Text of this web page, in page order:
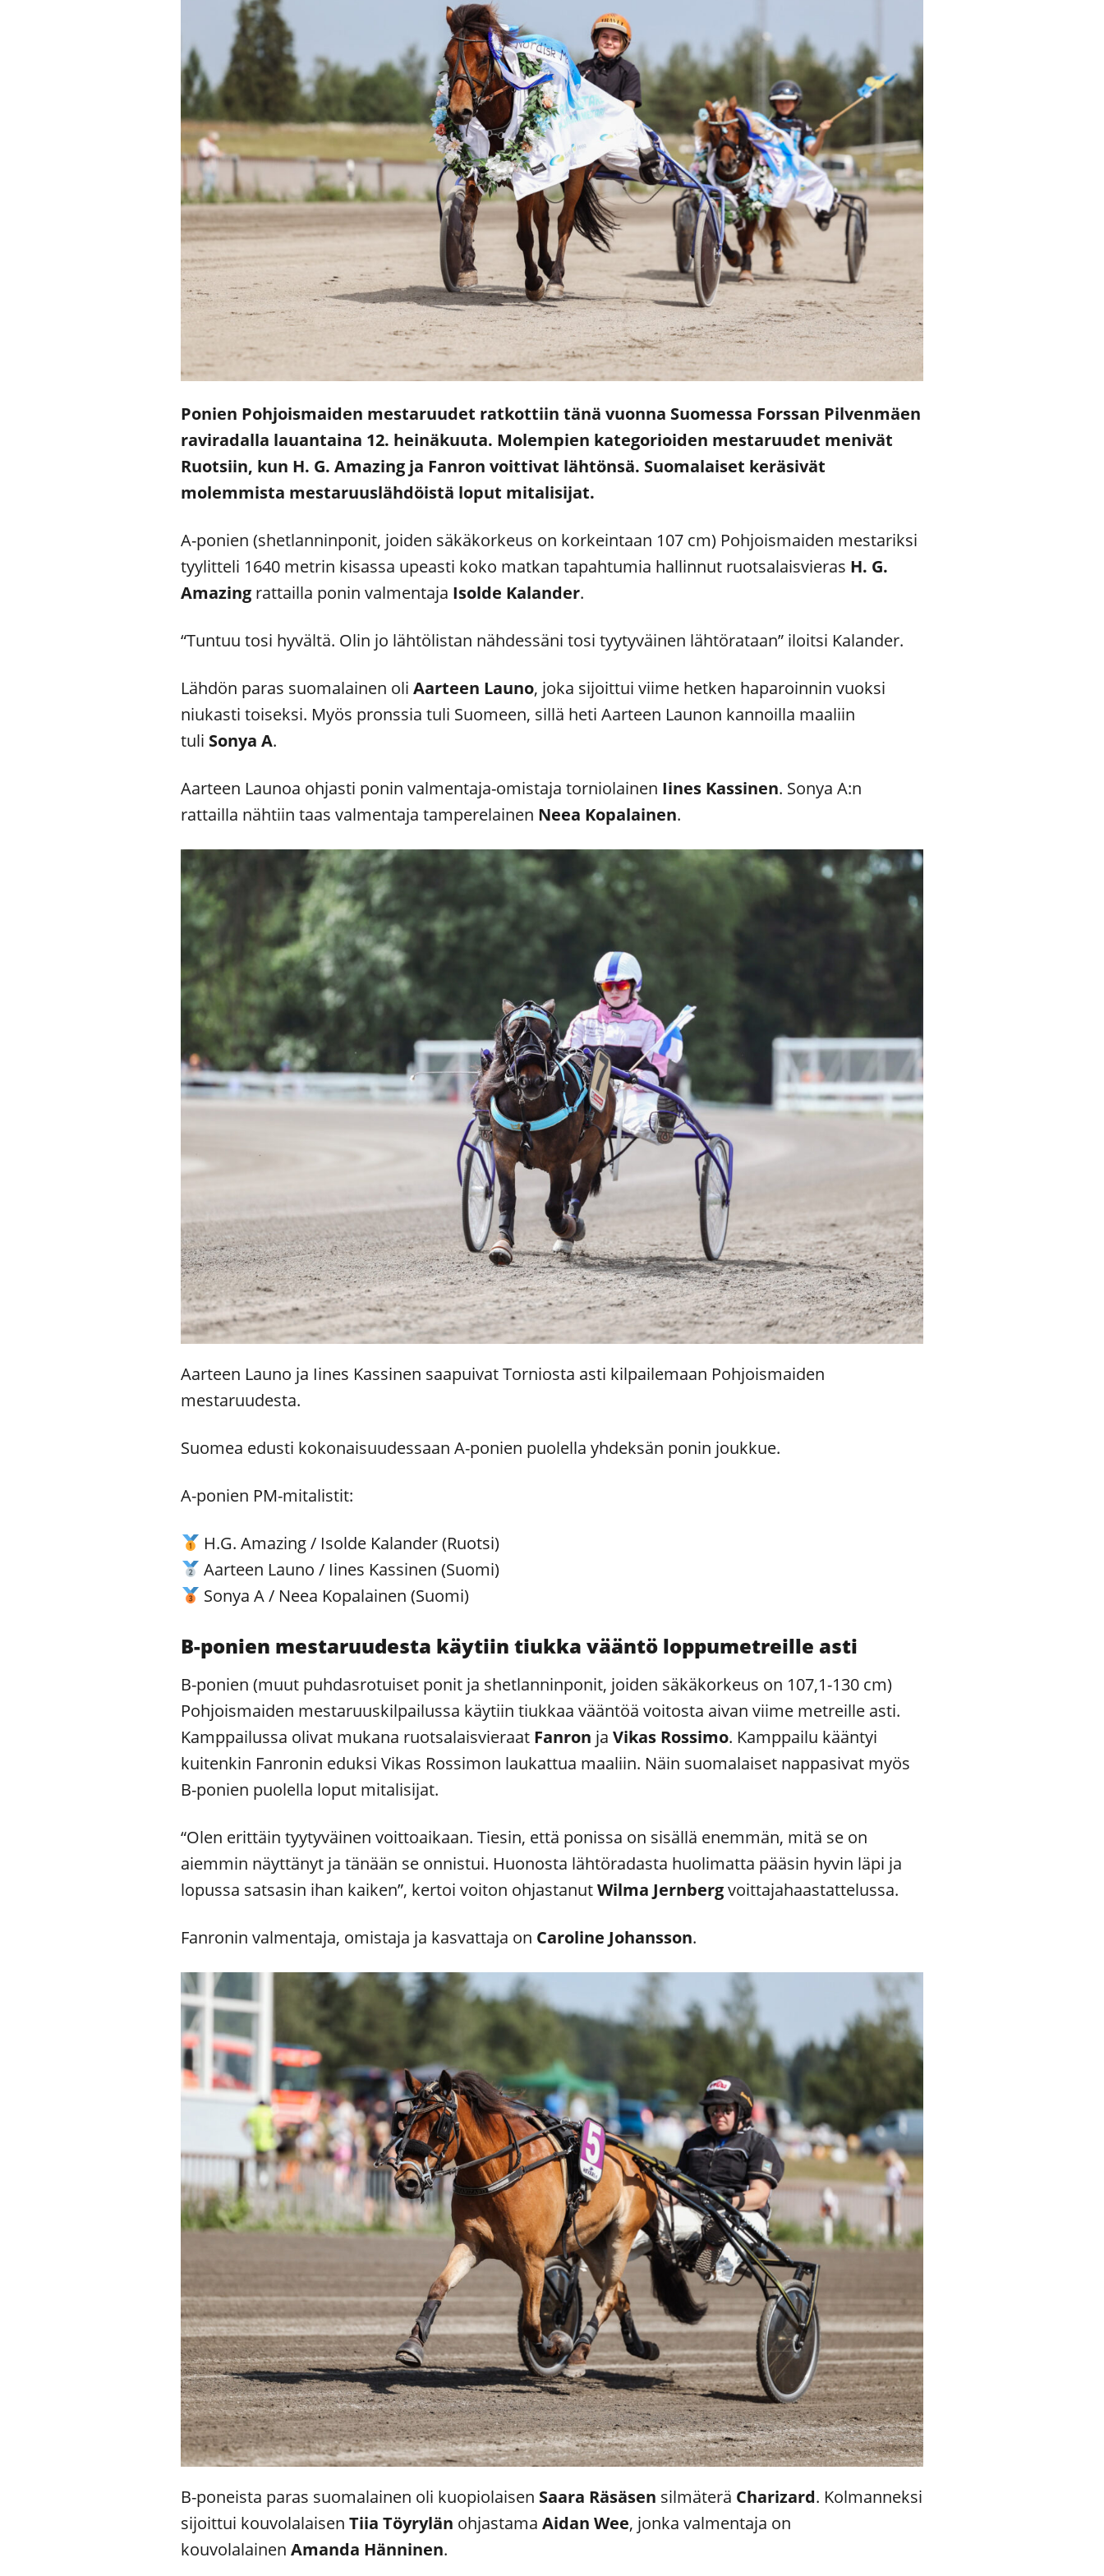
Ponien Pohjoismaiden mestaruudet ratkottiin tänä vuonna Suomessa Forssan Pilvenmäen
raviradalla lauantaina 12. heinäkuuta. Molempien kategorioiden mestaruudet menivät
Ruotsiin, kun H. G. Amazing ja Fanron voittivat lähtönsä. Suomalaiset keräsivät
molemmista mestaruuslähdöistä loput mitalisijat.
A-ponien (shetlanninponit, joiden säkäkorkeus on korkeintaan 107 cm) Pohjoismaiden mestariksi
tyylitteli 1640 metrin kisassa upeasti koko matkan tapahtumia hallinnut ruotsalaisvieras H. G.
Amazing rattailla ponin valmentaja Isolde Kalander.
“Tuntuu tosi hyvältä. Olin jo lähtölistan nähdessäni tosi tyytyväinen lähtörataan” iloitsi Kalander.
Lähdön paras suomalainen oliAarteen Launo, joka sijoittui viime hetken haparoinnin vuoksi
niukasti toiseksi. Myös pronssia tuli Suomeen, sillä heti Aarteen Launon kannoilla maaliin
tuli Sonya A.
Aarteen Launoa ohjasti ponin valmentaja-omistaja torniolainen Iines Kassinen. Sonya A:n
rattailla nähtiin taas valmentaja tamperelainen Neea Kopalainen.
Aarteen Launo ja Iines Kassinen saapuivat Torniosta asti kilpailemaan Pohjoismaiden
mestaruudesta.
Suomea edusti kokonaisuudessaan A-ponien puolella yhdeksän ponin joukkue.
A-ponien PM-mitalistit:
H.G. Amazing / Isolde Kalander (Ruotsi)
Aarteen Launo / Iines Kassinen (Suomi)
Sonya A / Neea Kopalainen (Suomi)
B-ponien mestaruudesta käytiin tiukka vääntö loppumetreille asti
B-ponien (muut puhdasrotuiset ponit ja shetlanninponit, joiden säkäkorkeus on 107,1-130 cm)
Pohjoismaiden mestaruuskilpailussa käytiin tiukkaa vääntöä voitosta aivan viime metreille asti.
Kamppailussa olivat mukana ruotsalaisvieraat Fanron jaVikas Rossimo. Kamppailu kääntyi
kuitenkin Fanronin eduksi Vikas Rossimon laukattua maaliin. Näin suomalaiset nappasivat myös
B-ponien puolella loput mitalisijat.
“Olen erittäin tyytyväinen voittoaikaan. Tiesin, että ponissa on sisällä enemmän, mitä se on
aiemmin näyttänyt ja tänään se onnistui. Huonosta lähtöradasta huolimatta pääsin hyvin läpi ja
lopussa satsasin ihan kaiken”, kertoi voiton ohjastanutWilma Jernbergvoittajahaastattelussa.
Fanronin valmentaja, omistaja ja kasvattaja on Caroline Johansson.
B-poneista paras suomalainen oli kuopiolaisen Saara Räsäsen silmäterä Charizard. Kolmanneksi
sijoittui kouvolalaisen Tiia Töyrylän ohjastamaAidan Wee, jonka valmentaja on
kouvolalainenAmanda Hänninen.